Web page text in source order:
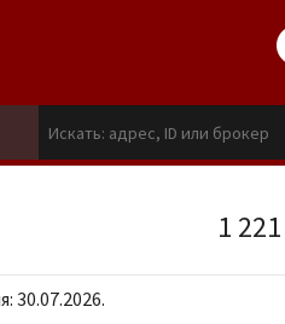
1 221
30.07.2026.